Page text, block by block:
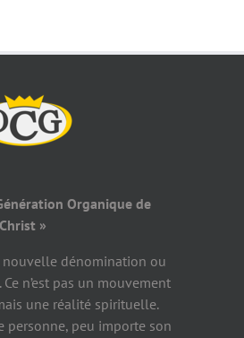
Organique de
Christ »
nouvelle dénomination ou
n’est pas un mouvement
une réalité spirituelle.
personne, peu importe son